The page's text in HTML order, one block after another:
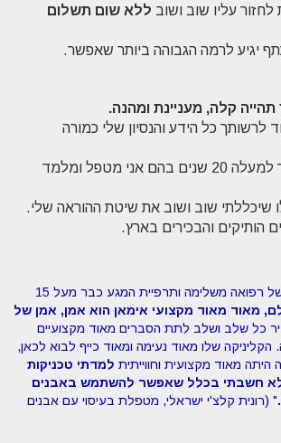
עליו שוב ושוב ללא שום תשלום
יגיע לרמה הגבוהה ביותר שאפשר.
תהייה קלה, מעניינת ומהנה.
לרשותך כל הידע והנסיון שלי כמורה
ידע שרכשתי במשך למעלה 20 שנים בהם אני מטפל ומלמד
שיכללתי שוב ושוב את שיטת ההוראה שלי.
הותיקים והבכירים בארץ.
"אני מטפלת בתחום של רפואה משלימה ותרפיית המגע כבר מעל 15
מאוד מאוד מקצועי אימאן הוא אמן, אמן של
כל שלב ושלב לתת הסברים מאוד מקצועיים
הקליניקה שלו מאוד נעימה ומאוד כייף לבוא לכאן,
היתה מאוד מקצועית וחווייתית למדתי טכניקות
חשבתי בכלל שאפשר להשתמש באבנים
" (רונית קלצ'י ישראלי, מטפלת בעיסוי עם אבנים